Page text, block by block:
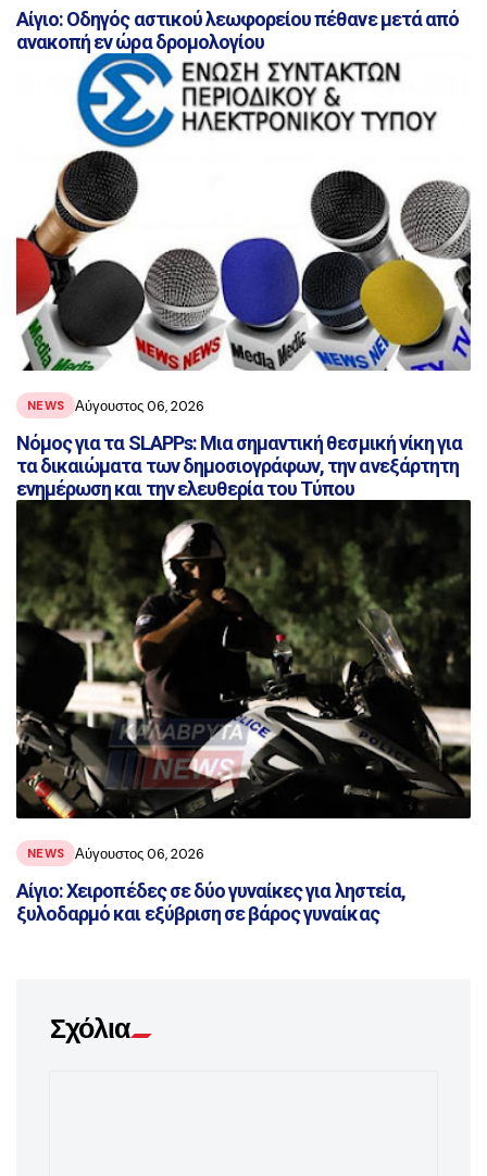
Αίγιο: Οδηγός αστικού λεωφορείου πέθανε μετά από
ανακοπή εν ώρα δρομολογίου
NEWS Αύγουστος 06, 2026
Νόμος για τα SLAPPs: Μια σημαντική θεσμική νίκη για
τα δικαιώματα των δημοσιογράφων, την ανεξάρτητη
ενημέρωση και την ελευθερία του Τύπου
NEWS Αύγουστος 06, 2026
Αίγιο: Χειροπέδες σε δύο γυναίκες για ληστεία,
ξυλοδαρμό και εξύβριση σε βάρος γυναίκας
Σχόλια